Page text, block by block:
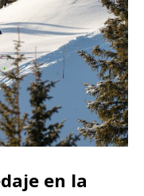
en la